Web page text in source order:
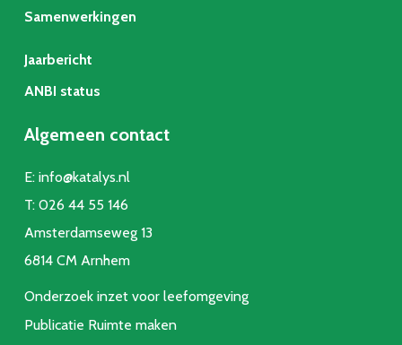
Samenwerkingen
Jaarbericht
ANBI status
Algemeen contact
E: info@katalys.nl
T: 026 44 55 146
Amsterdamseweg 13
6814 CM Arnhem
Onderzoek inzet voor leefomgeving
Publicatie Ruimte maken